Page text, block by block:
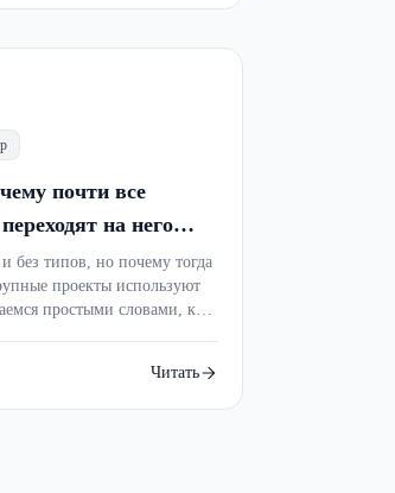
почти все
на него
и без типов, но почему тогда
проекты используют
простыми словами, как
Читать